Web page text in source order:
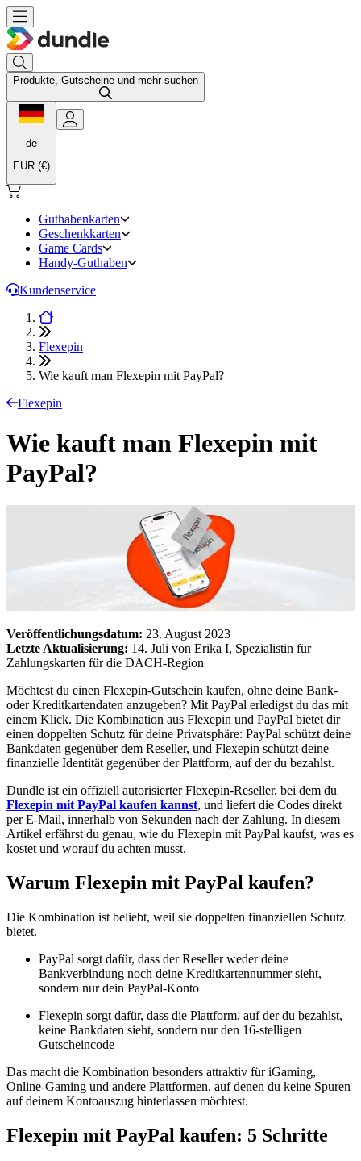
Produkte, Gutscheine und mehr suchen
de
EUR (€)
Guthabenkarten
Geschenkkarten
Game Cards
Handy-Guthaben
Kundenservice
Flexepin
Wie kauft man Flexepin mit PayPal?
Flexepin
Wie kauft man Flexepin mit
PayPal?
Veröffentlichungsdatum: 23. August 2023
Letzte Aktualisierung: 14. Juli von Erika I, Spezialistin für
Zahlungskarten für die DACH-Region
Möchtest du einen Flexepin-Gutschein kaufen, ohne deine Bank-
oder Kreditkartendaten anzugeben? Mit PayPal erledigst du das mit
einem Klick. Die Kombination aus Flexepin und PayPal bietet dir
einen doppelten Schutz für deine Privatsphäre: PayPal schützt deine
Bankdaten gegenüber dem Reseller, und Flexepin schützt deine
finanzielle Identität gegenüber der Plattform, auf der du bezahlst.
Dundle ist ein offiziell autorisierter Flexepin-Reseller, bei dem du
Flexepin mit PayPal kaufen kannst, und liefert die Codes direkt
per E-Mail, innerhalb von Sekunden nach der Zahlung. In diesem
Artikel erfährst du genau, wie du Flexepin mit PayPal kaufst, was es
kostet und worauf du achten musst.
Warum Flexepin mit PayPal kaufen?
Die Kombination ist beliebt, weil sie doppelten finanziellen Schutz
bietet.
PayPal sorgt dafür, dass der Reseller weder deine
Bankverbindung noch deine Kreditkartennummer sieht,
sondern nur dein PayPal-Konto
Flexepin sorgt dafür, dass die Plattform, auf der du bezahlst,
keine Bankdaten sieht, sondern nur den 16-stelligen
Gutscheincode
Das macht die Kombination besonders attraktiv für iGaming,
Online-Gaming und andere Plattformen, auf denen du keine Spuren
auf deinem Kontoauszug hinterlassen möchtest.
Flexepin mit PayPal kaufen: 5 Schritte